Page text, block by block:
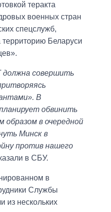
теракта
военных стран
спецслужб,
Беларуси
должна совершить
В
обвинить
образом в очередной
Минск в
против нашего
в СБУ.
в
Службы
из нескольких